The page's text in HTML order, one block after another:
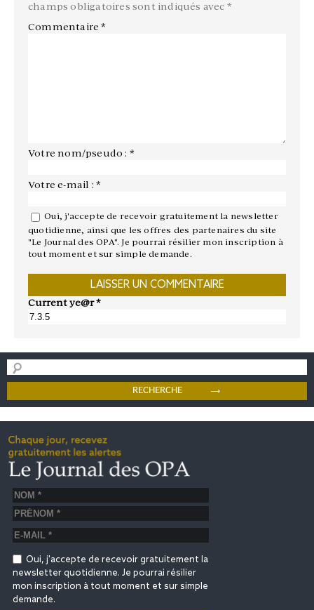
champs obligatoires sont indiqués avec *
Commentaire*
Votre nom/pseudo : *
Votre e-mail : *
Oui, j'accepte de recevoir gratuitement la newsletter
quotidienne, ainsi que les offres des partenaires du site
"Le Journal des OPA". Je pourrai résilier mon inscription à
tout moment et sur simple demande.
Current ye@r*
Oui, j'accepte de recevoir gratuitement la
newsletter quotidienne. Je pourrai résilier
mon inscription à tout moment et sur simple
demande.